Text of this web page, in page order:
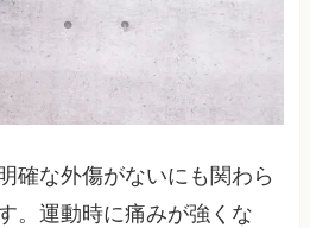
確な外傷がないにも関わら
。運動時に痛みが強くな